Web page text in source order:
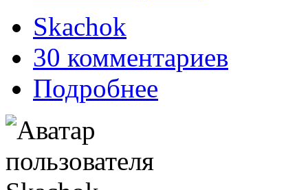
Skachok
30 комментариев
Подробнее